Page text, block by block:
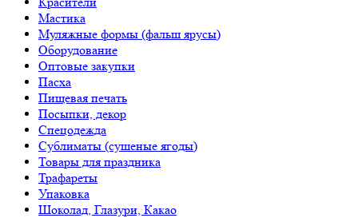
Мастика
Муляжные формы (фальш ярусы)
Оборудование
Оптовые закупки
Пасха
Пищевая печать
Посыпки, декор
Спецодежда
Сублиматы (сушеные ягоды)
Товары для праздника
Трафареты
Упаковка
Шоколад, Глазури, Какао